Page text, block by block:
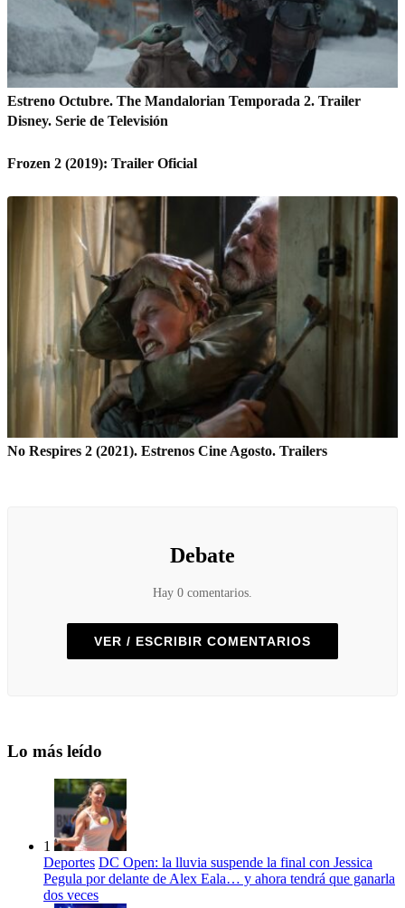
Estreno Octubre. The Mandalorian Temporada 2. Trailer
Disney. Serie de Televisión
Frozen 2 (2019): Trailer Oficial
No Respires 2 (2021). Estrenos Cine Agosto. Trailers
Debate
Hay 0 comentarios.
VER / ESCRIBIR COMENTARIOS
Lo más leído
1
Deportes DC Open: la lluvia suspende la final con Jessica
Pegula por delante de Alex Eala… y ahora tendrá que ganarla
dos veces